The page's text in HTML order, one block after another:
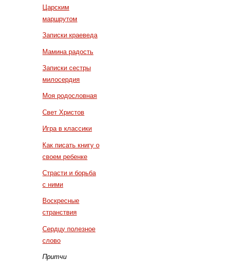
Царским
маршрутом
Записки краеведа
Мамина радость
Записки сестры
милосердия
Моя родословная
Свет Христов
Игра в классики
Как писать книгу о
своем ребенке
Страсти и борьба
с ними
Воскресные
странствия
Сердцу полезное
слово
Притчи